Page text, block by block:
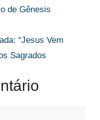
de Gênesis
“Jesus Vem
Sagrados